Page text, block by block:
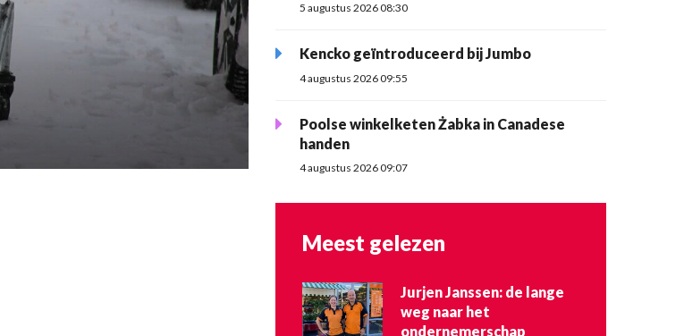
5 augustus 2026 08:30
Kencko geïntroduceerd bij Jumbo
4 augustus 2026 09:55
Poolse winkelketen Żabka in Canadese
handen
4 augustus 2026 09:07
Meest gelezen
Jurjen Janssen: de lange
weg naar het
ondernemerschap